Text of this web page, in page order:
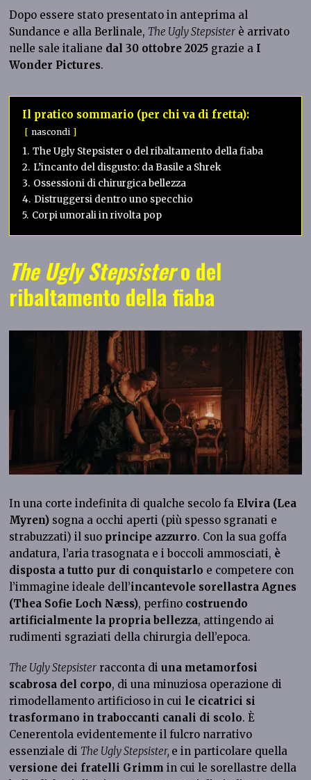
Dopo essere stato presentato in anteprima al
Sundance e alla Berlinale, The Ugly Stepsister è arrivato
nelle sale italiane dal 30 ottobre 2025 grazie a I
Wonder Pictures.
Il pratico sommario (per chi va di fretta):
nascondi
1. The Ugly Stepsister o del ribaltamento della fiaba
2. L’incanto del disgusto: da Basile a Shrek
3. Ossessioni di chirurgica bellezza
4. Distruggersi dentro uno specchio
5. Corpi umorali in rivolta pop
The Ugly Stepsistero del
ribaltamento della fiaba
In una corte indefinita di qualche secolo fa Elvira (Lea
Myren) sogna a occhi aperti (più spesso sgranati e
strabuzzati) il suo principe azzurro. Con la sua goffa
andatura, l’aria trasognata e i boccoli ammosciati, è
disposta a tutto pur di conquistarlo e competere con
l’immagine ideale dell’incantevole sorellastra Agnes
(Thea Sofie Loch Næss), perfino costruendo
artificialmente la propria bellezza, attingendo ai
rudimenti sgraziati della chirurgia dell’epoca.
The Ugly Stepsister racconta diuna metamorfosi
scabrosa del corpo, di una minuziosa operazione di
rimodellamento artificioso in cui le cicatrici si
trasformano in traboccanti canali di scolo. È
Cenerentola evidentemente il fulcro narrativo
essenziale di The Ugly Stepsister, e in particolare quella
versione dei fratelli Grimm in cui le sorellastre della